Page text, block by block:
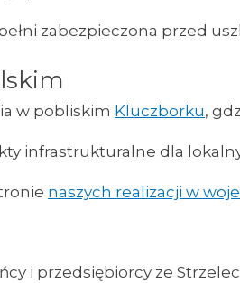
zabezpieczona przed
w pobliskim Kluczborku,
infrastrukturalne dla
naszych realizacji w
i przedsiębiorcy ze